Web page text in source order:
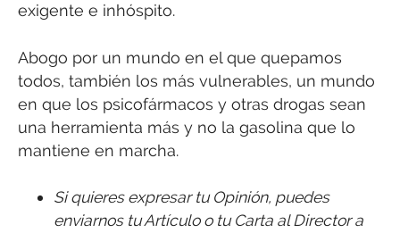
exigente e inhóspito.
Abogo por un mundo en el que quepamos
todos, también los más vulnerables, un mundo
en que los psicofármacos y otras drogas sean
una herramienta más y no la gasolina que lo
mantiene en marcha.
Si quieres expresar tu Opinión, puedes
enviarnos tu Artículo o tu Carta al Director a